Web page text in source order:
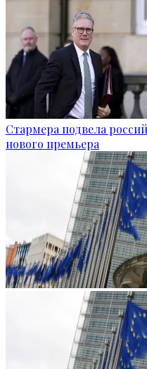
Стармера подвела
нового премьера